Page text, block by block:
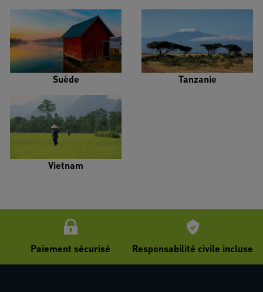
Suède Tanzanie
Vietnam
Paiement sécurisé Responsabilité civile incluse